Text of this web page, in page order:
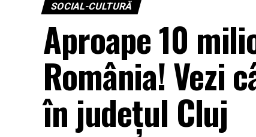
SOCIAL-CULTURĂ
Aproape 10
România! Vezi
în județul Cluj